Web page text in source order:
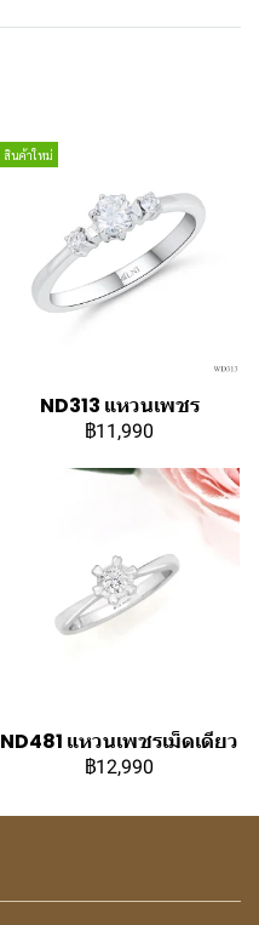
สินค้าใหม่
ND313 แหวนเพชร
฿11,990
ND481 แหวนเพชรเม็ดเดียว
฿12,990